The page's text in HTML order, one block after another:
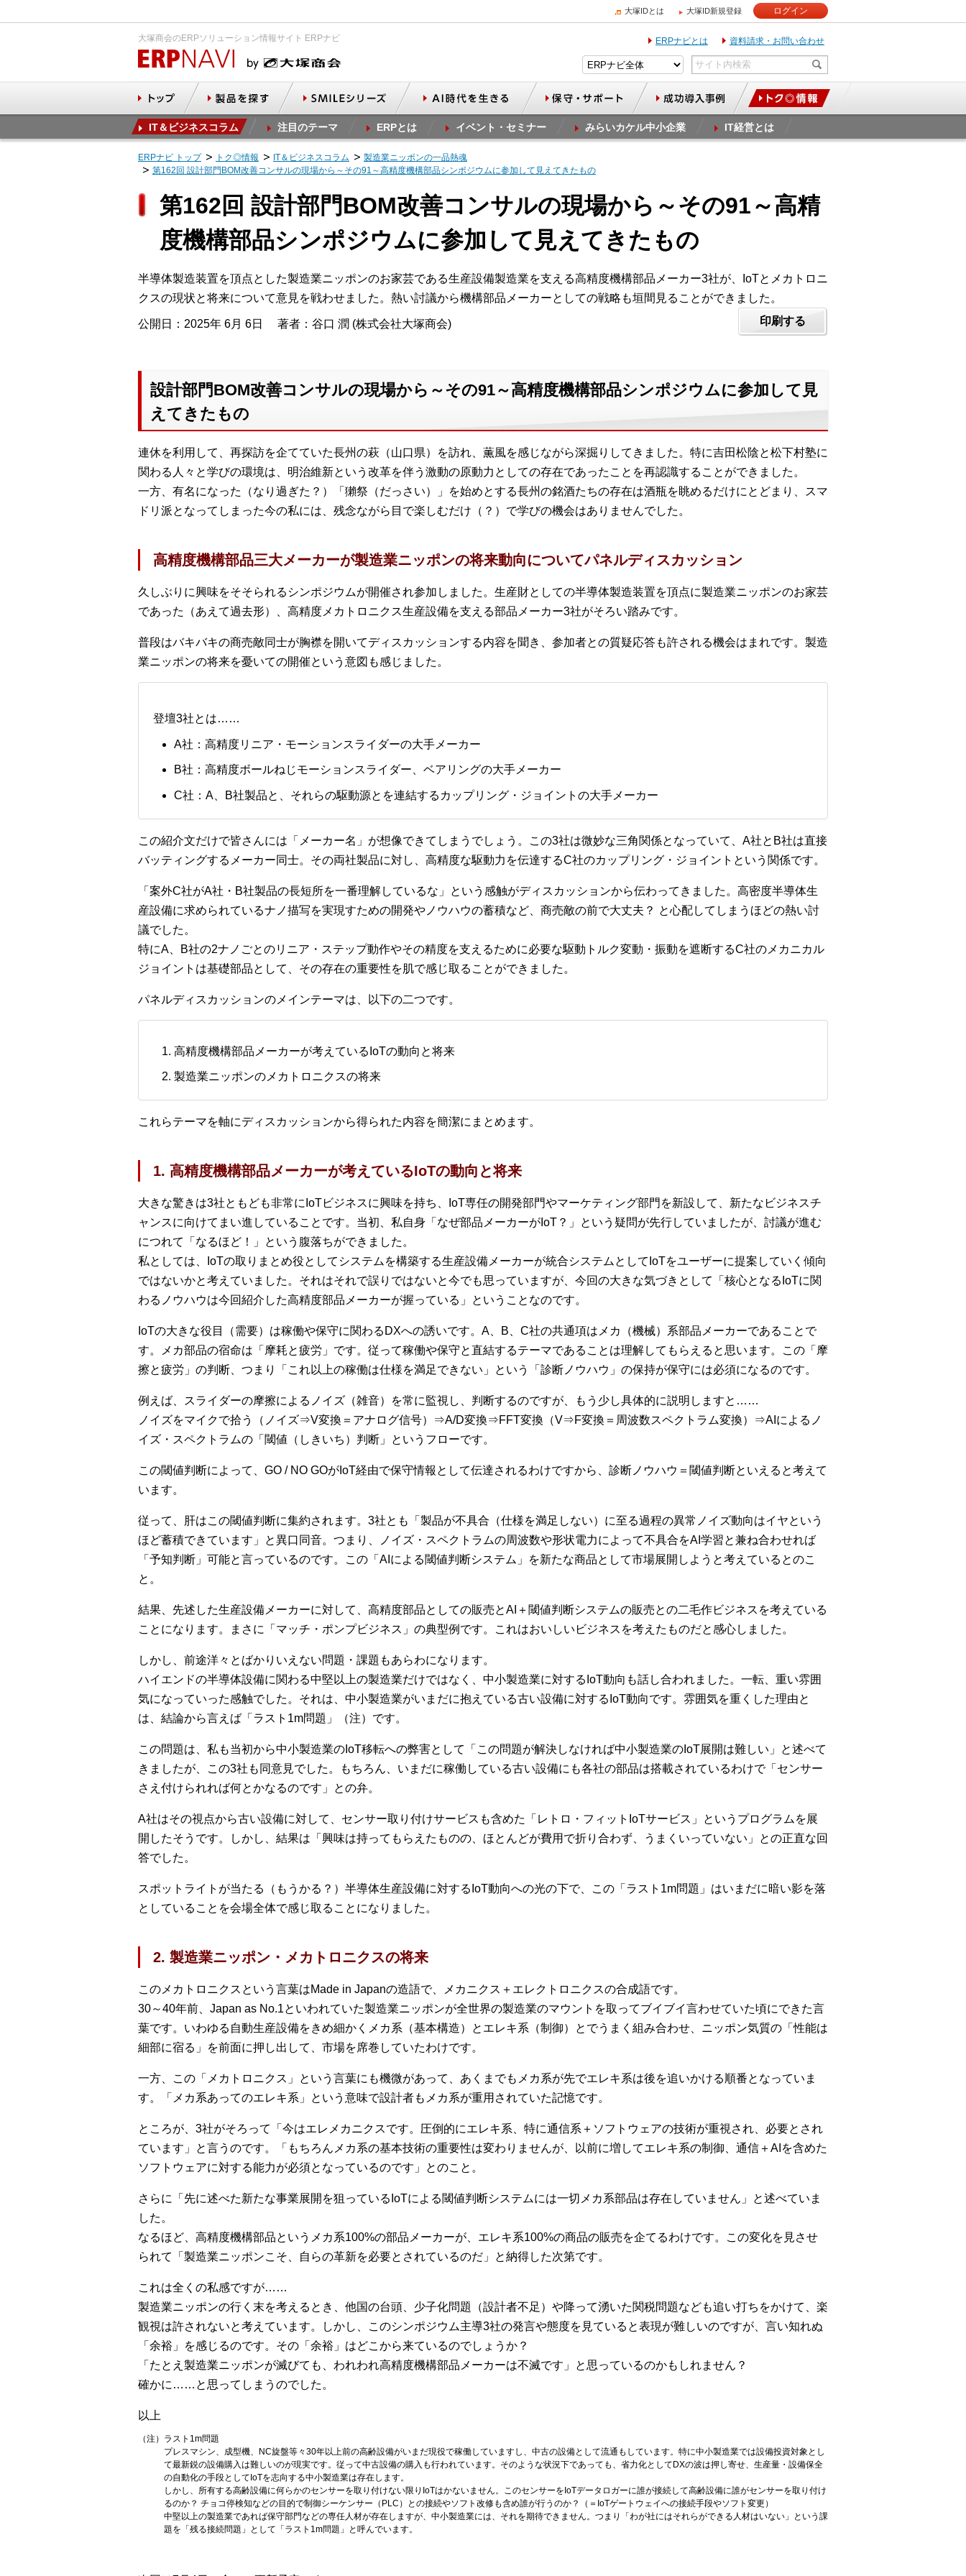
大塚IDとは 大塚ID新規登録 ログイン
大塚商会のERPソリューション情報サイト ERPナビ ERPナビとは 資料請求・お問い合わせ
IT＆ビジネスコラム 注目のテーマ ERPとは イベント・セミナー みらいカケル中小企業 IT経営とは
ERPナビ トップ トク◎情報 IT＆ビジネスコラム
製造業ニッポンの一品熱魂
第162回 設計部門BOM改善コンサルの現場から～その91～高精度機構部品シンポジウムに参加して見えてきたもの
第162回 設計部門BOM改善コンサルの現場から～その91～高精
度機構部品シンポジウムに参加して見えてきたもの
半導体製造装置を頂点とした製造業ニッポンのお家芸である生産設備製造業を支える高精度機構部品メーカー3社が、IoTとメカトロニ
クスの現状と将来について意見を戦わせました。熱い討議から機構部品メーカーとしての戦略も垣間見ることができました。
公開日：2025年 6月 6日 著者：谷口 潤 (株式会社大塚商会) 印刷する
設計部門BOM改善コンサルの現場から～その91～高精度機構部品シンポジウムに参加して見
えてきたもの
連休を利用して、再探訪を企てていた長州の萩（山口県）を訪れ、薫風を感じながら深掘りしてきました。特に吉田松陰と松下村塾に
関わる人々と学びの環境は、明治維新という改革を伴う激動の原動力としての存在であったことを再認識することができました。
一方、有名になった（なり過ぎた？）「獺祭（だっさい）」を始めとする長州の銘酒たちの存在は酒瓶を眺めるだけにとどまり、スマ
ドリ派となってしまった今の私には、残念ながら目で楽しむだけ（？）で学びの機会はありませんでした。
高精度機構部品三大メーカーが製造業ニッポンの将来動向についてパネルディスカッション
久しぶりに興味をそそられるシンポジウムが開催され参加しました。生産財としての半導体製造装置を頂点に製造業ニッポンのお家芸
であった（あえて過去形）、高精度メカトロニクス生産設備を支える部品メーカー3社がそろい踏みです。
普段はバキバキの商売敵同士が胸襟を開いてディスカッションする内容を聞き、参加者との質疑応答も許される機会はまれです。製造
業ニッポンの将来を憂いての開催という意図も感じました。
登壇3社とは……
A社：高精度リニア・モーションスライダーの大手メーカー
B社：高精度ボールねじモーションスライダー、ベアリングの大手メーカー
C社：A、B社製品と、それらの駆動源とを連結するカップリング・ジョイントの大手メーカー
この紹介文だけで皆さんには「メーカー名」が想像できてしまうでしょう。この3社は微妙な三角関係となっていて、A社とB社は直接
バッティングするメーカー同士。その両社製品に対し、高精度な駆動力を伝達するC社のカップリング・ジョイントという関係です。
「案外C社がA社・B社製品の長短所を一番理解しているな」という感触がディスカッションから伝わってきました。高密度半導体生
産設備に求められているナノ描写を実現すための開発やノウハウの蓄積など、商売敵の前で大丈夫？ と心配してしまうほどの熱い討
議でした。
特にA、B社の2ナノごとのリニア・ステップ動作やその精度を支えるために必要な駆動トルク変動・振動を遮断するC社のメカニカル
ジョイントは基礎部品として、その存在の重要性を肌で感じ取ることができました。
パネルディスカッションのメインテーマは、以下の二つです。
高精度機構部品メーカーが考えているIoTの動向と将来
製造業ニッポンのメカトロニクスの将来
これらテーマを軸にディスカッションから得られた内容を簡潔にまとめます。
1. 高精度機構部品メーカーが考えているIoTの動向と将来
大きな驚きは3社ともども非常にIoTビジネスに興味を持ち、IoT専任の開発部門やマーケティング部門を新設して、新たなビジネスチ
ャンスに向けてまい進していることです。当初、私自身「なぜ部品メーカーがIoT？」という疑問が先行していましたが、討議が進む
につれて「なるほど！」という腹落ちができました。
私としては、IoTの取りまとめ役としてシステムを構築する生産設備メーカーが統合システムとしてIoTをユーザーに提案していく傾向
ではないかと考えていました。それはそれで誤りではないと今でも思っていますが、今回の大きな気づきとして「核心となるIoTに関
わるノウハウは今回紹介した高精度部品メーカーが握っている」ということなのです。
IoTの大きな役目（需要）は稼働や保守に関わるDXへの誘いです。A、B、C社の共通項はメカ（機械）系部品メーカーであることで
す。メカ部品の宿命は「摩耗と疲労」です。従って稼働や保守と直結するテーマであることは理解してもらえると思います。この「摩
擦と疲労」の判断、つまり「これ以上の稼働は仕様を満足できない」という「診断ノウハウ」の保持が保守には必須になるのです。
例えば、スライダーの摩擦によるノイズ（雑音）を常に監視し、判断するのですが、もう少し具体的に説明しますと……
ノイズをマイクで拾う（ノイズ⇒V変換＝アナログ信号）⇒A/D変換⇒FFT変換（V⇒F変換＝周波数スペクトラム変換）⇒AIによるノ
イズ・スペクトラムの「閾値（しきいち）判断」というフローです。
この閾値判断によって、GO / NO GOがIoT経由で保守情報として伝達されるわけですから、診断ノウハウ＝閾値判断といえると考えて
います。
従って、肝はこの閾値判断に集約されます。3社とも「製品が不具合（仕様を満足しない）に至る過程の異常ノイズ動向はイヤという
ほど蓄積できています」と異口同音。つまり、ノイズ・スペクトラムの周波数や形状電力によって不具合をAI学習と兼ね合わせれば
「予知判断」可能と言っているのです。この「AIによる閾値判断システム」を新たな商品として市場展開しようと考えているとのこ
と。
結果、先述した生産設備メーカーに対して、高精度部品としての販売とAI＋閾値判断システムの販売との二毛作ビジネスを考えている
ことになります。まさに「マッチ・ポンプビジネス」の典型例です。これはおいしいビジネスを考えたものだと感心しました。
しかし、前途洋々とばかりいえない問題・課題もあらわになります。
ハイエンドの半導体設備に関わる中堅以上の製造業だけではなく、中小製造業に対するIoT動向も話し合われました。一転、重い雰囲
気になっていった感触でした。それは、中小製造業がいまだに抱えている古い設備に対するIoT動向です。雰囲気を重くした理由と
は、結論から言えば「ラスト1m問題」（注）です。
この問題は、私も当初から中小製造業のIoT移転への弊害として「この問題が解決しなければ中小製造業のIoT展開は難しい」と述べて
きましたが、この3社も同意見でした。もちろん、いまだに稼働している古い設備にも各社の部品は搭載されているわけで「センサー
さえ付けられれば何とかなるのです」との弁。
A社はその視点から古い設備に対して、センサー取り付けサービスも含めた「レトロ・フィットIoTサービス」というプログラムを展
開したそうです。しかし、結果は「興味は持ってもらえたものの、ほとんどが費用で折り合わず、うまくいっていない」との正直な回
答でした。
スポットライトが当たる（もうかる？）半導体生産設備に対するIoT動向への光の下で、この「ラスト1m問題」はいまだに暗い影を落
としていることを会場全体で感じ取ることになりました。
2. 製造業ニッポン・メカトロニクスの将来
このメカトロニクスという言葉はMade in Japanの造語で、メカニクス＋エレクトロニクスの合成語です。
30～40年前、Japan as No.1といわれていた製造業ニッポンが全世界の製造業のマウントを取ってブイブイ言わせていた頃にできた言
葉です。いわゆる自動生産設備をきめ細かくメカ系（基本構造）とエレキ系（制御）とでうまく組み合わせ、ニッポン気質の「性能は
細部に宿る」を前面に押し出して、市場を席巻していたわけです。
一方、この「メカトロニクス」という言葉にも機微があって、あくまでもメカ系が先でエレキ系は後を追いかける順番となっていま
す。「メカ系あってのエレキ系」という意味で設計者もメカ系が重用されていた記憶です。
ところが、3社がそろって「今はエレメカニクスです。圧倒的にエレキ系、特に通信系＋ソフトウェアの技術が重視され、必要とされ
ています」と言うのです。「もちろんメカ系の基本技術の重要性は変わりませんが、以前に増してエレキ系の制御、通信＋AIを含めた
ソフトウェアに対する能力が必須となっているのです」とのこと。
さらに「先に述べた新たな事業展開を狙っているIoTによる閾値判断システムには一切メカ系部品は存在していません」と述べていま
した。
なるほど、高精度機構部品というメカ系100%の部品メーカーが、エレキ系100%の商品の販売を企てるわけです。この変化を見させ
られて「製造業ニッポンこそ、自らの革新を必要とされているのだ」と納得した次第です。
これは全くの私感ですが……
製造業ニッポンの行く末を考えるとき、他国の台頭、少子化問題（設計者不足）や降って湧いた関税問題なども追い打ちをかけて、楽
観視は許されないと考えています。しかし、このシンポジウム主導3社の発言や態度を見ていると表現が難しいのですが、言い知れぬ
「余裕」を感じるのです。その「余裕」はどこから来ているのでしょうか？
「たとえ製造業ニッポンが滅びても、われわれ高精度機構部品メーカーは不滅です」と思っているのかもしれません？
確かに……と思ってしまうのでした。
以上
（注）ラスト1m問題
プレスマシン、成型機、NC旋盤等々30年以上前の高齢設備がいまだ現役で稼働していますし、中古の設備として流通もしています。特に中小製造業では設備投資対象とし
て最新鋭の設備購入は難しいのが現実です。従って中古設備の購入も行われています。そのような状況下であっても、省力化としてDXの波は押し寄せ、生産量・設備保全
の自動化の手段としてIoTを志向する中小製造業は存在します。
しかし、所有する高齢設備に何らかのセンサーを取り付けない限りIoTはかないません。このセンサーをIoTデータロガーに誰が接続して高齢設備に誰がセンサーを取り付け
るのか？ チョコ停検知などの目的で制御シーケンサー（PLC）との接続やソフト改修も含め誰が行うのか？（＝IoTゲートウェイへの接続手段やソフト変更）
中堅以上の製造業であれば保守部門などの専任人材が存在しますが、中小製造業には、それを期待できません。つまり「わが社にはそれらができる人材はいない」という課
題を「残る接続問題」として「ラスト1m問題」と呼んでいます。